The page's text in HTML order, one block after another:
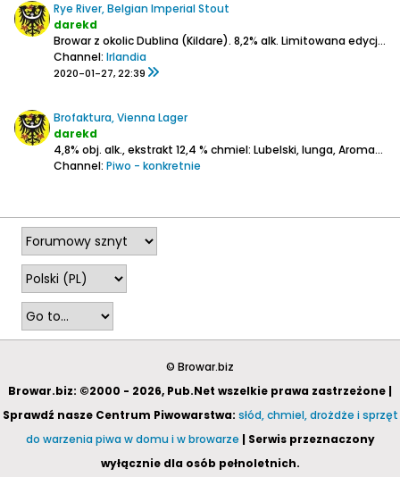
Rye River, Belgian Imperial Stout
darekd
Browar z okolic Dublina (Kildare). 8,2% alk. Limitowana edycja. Warka nr 1 z lutego 2018 roku
Channel: Irlandia
2020-01-27, 22:39
Brofaktura, Vienna Lager
darekd
4,8% obj. alk., ekstrakt 12,4 % chmiel: Lubelski, Iunga,Aromat - słodowy z tostowym muśnięciem, lekki chmiel
Channel: Piwo - konkretnie
© Browar.biz
Browar.biz: ©2000 - 2026, Pub.Net wszelkie prawa zastrzeżone |
Sprawdź nasze Centrum Piwowarstwa: słód, chmiel, drożdże i sprzęt
do warzenia piwa w domu i w browarze | Serwis przeznaczony
wyłącznie dla osób pełnoletnich.